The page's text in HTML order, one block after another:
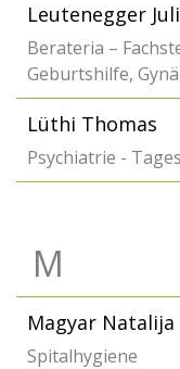
Leutenegger
Berateria –
Geburtshilfe,
Lüthi Thomas
Psychiatrie -
M
Magyar Natalija
Spitalhygiene